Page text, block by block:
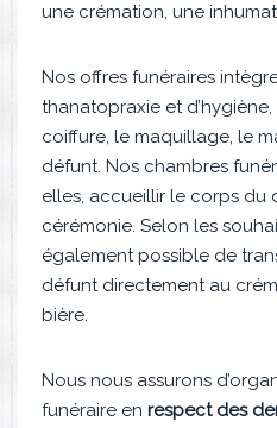
une crémation, une
Nos offres funéraires
thanatopraxie et
coiffure, le maquillage, le
défunt. Nos chambres
elles, accueillir le corps du
cérémonie. Selon les
également possible de
défunt directement au
bière.
Nous nous assurons
funéraire en respect des